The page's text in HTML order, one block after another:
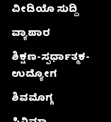
ವೀಡಿಯೊ ಸುದ್ದಿ
ವ್ಯಾಪಾರ
ಶಿಕ್ಷಣ-ಸ್ಪರ್ಧಾತ್ಮಕ-
ಉದ್ಯೋಗ
ಶಿವಮೊಗ್ಗ